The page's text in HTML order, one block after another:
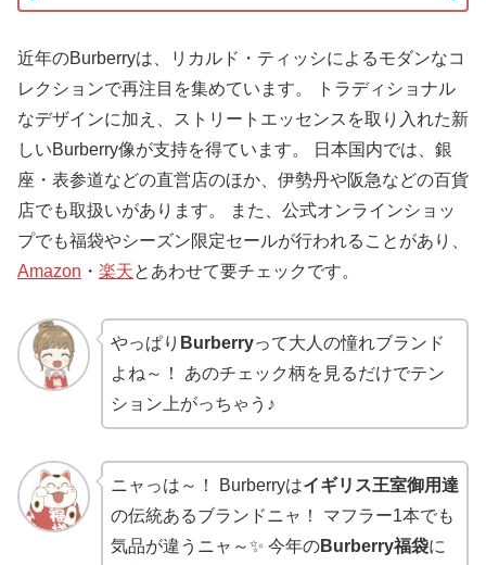
近年のBurberryは、リカルド・ティッシによるモダンなコ
レクションで再注目を集めています。 トラディショナル
なデザインに加え、ストリートエッセンスを取り入れた新
しいBurberry像が支持を得ています。 日本国内では、銀
座・表参道などの直営店のほか、伊勢丹や阪急などの百貨
店でも取扱いがあります。 また、公式オンラインショッ
プでも福袋やシーズン限定セールが行われることがあり、
Amazon ・ 楽天とあわせて要チェックです。
やっぱり Burberryって大人の憧れブランド
よね～！ あのチェック柄を見るだけでテン
ション上がっちゃう♪
ニャっは～！ Burberryはイギリス王室御用達
の伝統あるブランドニャ！ マフラー1本でも
気品が違うニャ～✨ 今年のBurberry福袋に